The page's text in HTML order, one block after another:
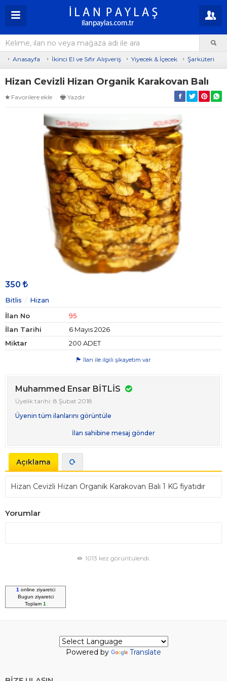
Anasayfa İkinci El ve Sıfır Alışveriş Yiyecek & İçecek Şarküteri
Hizan Cevizli Hizan Organik Karakovan Balı
Favorilere ekle Yazdır
350
Bitlis
Hizan
İlan No
95
İlan Tarihi
6 Mayıs 2026
Miktar
200 ADET
İlan ile ilgili şikayetim var
Muhammed Ensar BİTLİS
Üyelik tarihi: 8 Şubat 2018
Üyenin tüm ilanlarını görüntüle
İlan sahibine mesaj gönder
Açıklama
Hizan Cevizli Hizan Organik Karakovan Balı 1 KG fiyatıdır
Yorumlar
1013 kez görüntülendi.
1online ziyaretci
Bugun ziyaretci
Toplam 1
Powered by Translate